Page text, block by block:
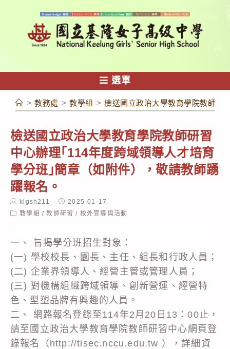
容
選單
> 教務處 > 教學組 > 檢送國立政治大學教育學院教師研
檢送國立政治大學教育學院教師研習
中心辦理｢114年度跨域領導人才培育
學分班｣簡章（如附件），敬請教師踴
躍報名。
Post
author:
klgsh211
Post
published:
2025-01-17
Post教學組 / 教師研習 / 校外宣導與活動
一、 旨揭學分班招生對象：
(一) 學校校長、園長、主任、組長和行政人員；
(二) 企業界領導人、經營主管或管理人員；
(三) 對機構組織跨域領導、創新營運、經營特
色、型塑品牌有興趣的人員。
二、 網路報名登錄至114年2月20日13：00止，
請至國立政治大學教育學院教師研習中心網頁登
錄報名（http://tisec.nccu.edu.tw ），詳細資